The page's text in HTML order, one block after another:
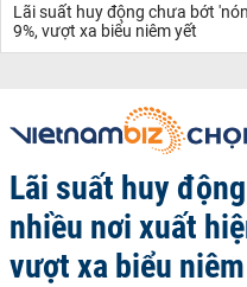
Lãi suất huy động chưa bớt
9%, vượt xa biểu niêm yết
Lãi suất huy
nhiều nơi xuất
vượt xa biểu